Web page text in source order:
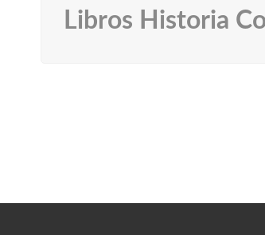
Libros Historia